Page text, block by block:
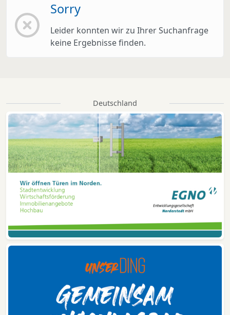
Sorry
Leider konnten wir zu Ihrer Suchanfrage
keine Ergebnisse finden.
Deutschland